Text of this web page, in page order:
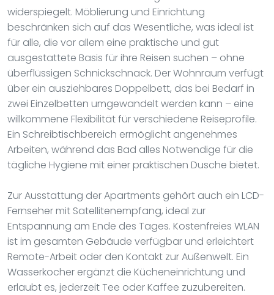
widerspiegelt. Möblierung und Einrichtung
beschränken sich auf das Wesentliche, was ideal ist
für alle, die vor allem eine praktische und gut
ausgestattete Basis für ihre Reisen suchen – ohne
überflüssigen Schnickschnack. Der Wohnraum verfügt
über ein ausziehbares Doppelbett, das bei Bedarf in
zwei Einzelbetten umgewandelt werden kann – eine
willkommene Flexibilität für verschiedene Reiseprofile.
Ein Schreibtischbereich ermöglicht angenehmes
Arbeiten, während das Bad alles Notwendige für die
tägliche Hygiene mit einer praktischen Dusche bietet.
Zur Ausstattung der Apartments gehört auch ein LCD-
Fernseher mit Satellitenempfang, ideal zur
Entspannung am Ende des Tages. Kostenfreies WLAN
ist im gesamten Gebäude verfügbar und erleichtert
Remote-Arbeit oder den Kontakt zur Außenwelt. Ein
Wasserkocher ergänzt die Kücheneinrichtung und
erlaubt es, jederzeit Tee oder Kaffee zuzubereiten.